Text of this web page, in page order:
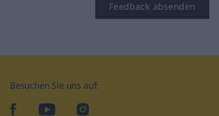
Feedback absenden
Besuchen Sie uns auf:
facebookYouTube Instagram